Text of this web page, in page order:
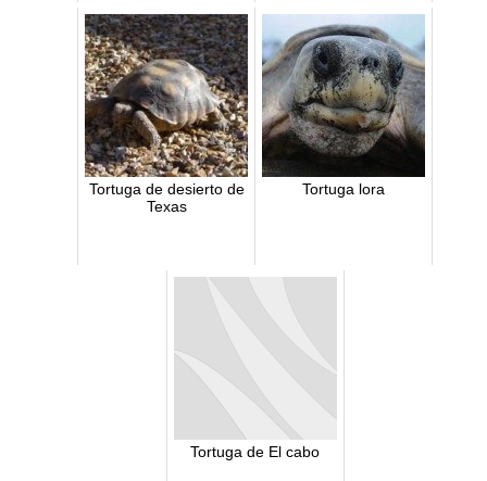
Tortuga de desierto de
Texas
Tortuga lora
Tortuga de El cabo